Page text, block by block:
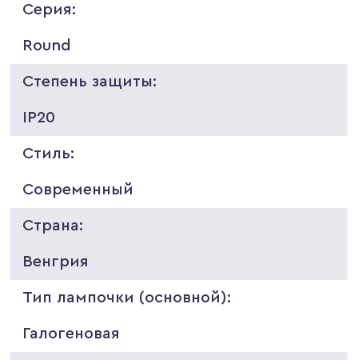
Серия:
Round
Степень защиты:
IP20
Стиль:
Современный
Страна:
Венгрия
Тип лампочки (основной):
Галогеновая